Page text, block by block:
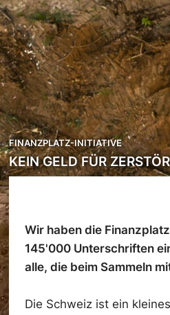
FINANZPLATZ-INITIATIVE
KEIN GELD FÜR
Wir haben die
145'000 Unterschriften
alle, die beim Sammeln
Die Schweiz ist ein